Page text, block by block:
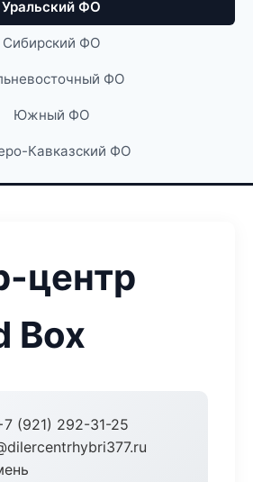
Уральский ФО
Сибирский ФО
ФО
Южный ФО
Кавказский ФО
центр
Box
(921) 292-31-25